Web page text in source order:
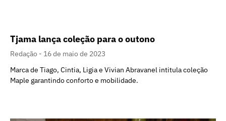
Tjama lança coleção para o outono
Redação
16 de maio de 2023
Marca de Tiago, Cintia, Ligia e Vivian Abravanel intitula coleção
Maple garantindo conforto e mobilidade.